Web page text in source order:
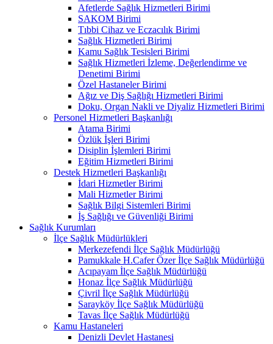
Afetlerde Sağlık Hizmetleri Birimi
SAKOM Birimi
Tıbbi Cihaz ve Eczacılık Birimi
Sağlık Hizmetleri Birimi
Kamu Sağlık Tesisleri Birimi
Sağlık Hizmetleri İzleme, Değerlendirme ve
Denetimi Birimi
Özel Hastaneler Birimi
Ağız ve Diş Sağlığı Hizmetleri Birimi
Doku, Organ Nakli ve Diyaliz Hizmetleri Birimi
Personel Hizmetleri Başkanlığı
Atama Birimi
Özlük İşleri Birimi
Disiplin İşlemleri Birimi
Eğitim Hizmetleri Birimi
Destek Hizmetleri Başkanlığı
İdari Hizmetler Birimi
Mali Hizmetler Birimi
Sağlık Bilgi Sistemleri Birimi
İş Sağlığı ve Güvenliği Birimi
Sağlık Kurumları
İlçe Sağlık Müdürlükleri
Merkezefendi İlçe Sağlık Müdürlüğü
Pamukkale H.Cafer Özer İlçe Sağlık Müdürlüğü
Acıpayam İlçe Sağlık Müdürlüğü
Honaz İlçe Sağlık Müdürlüğü
Çivril İlçe Sağlık Müdürlüğü
Sarayköy İlçe Sağlık Müdürlüğü
Tavas İlçe Sağlık Müdürlüğü
Kamu Hastaneleri
Denizli Devlet Hastanesi